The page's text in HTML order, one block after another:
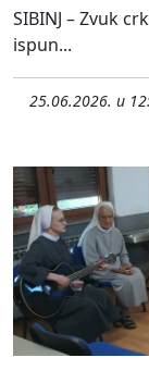
SIBINJ – Zvuk
ispun...
25.06.2026. u